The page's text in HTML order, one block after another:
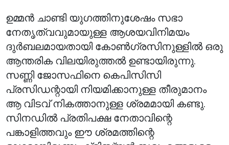
ഉമ്മൻ ചാണ്ടി യുഗത്തിനുശേഷം സഭാ
നേതൃത്വവുമായുള്ള ആശയവിനിമയം
ദുർബലമായതായി കോൺഗ്രസിനുള്ളിൽ ഒരു
ആന്തരിക വിലയിരുത്തൽ ഉണ്ടായിരുന്നു.
സണ്ണി ജോസഫിനെ കെപിസിസി
പ്രസിഡന്റായി നിയമിക്കാനുള്ള തീരുമാനം
ആ വിടവ് നികത്താനുള്ള ശ്രമമായി കണ്ടു.
സിനഡിൽ പ്രതിപക്ഷ നേതാവിന്റെ
പങ്കാളിത്തവും ഈ ശ്രമത്തിന്റെ